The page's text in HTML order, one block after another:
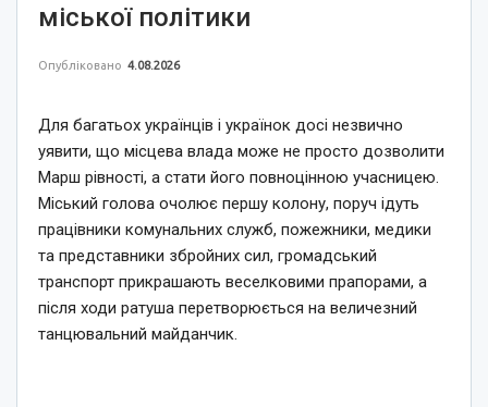
міської політики
Опубліковано 4.08.2026
Для багатьох українців і українок досі незвично
уявити, що місцева влада може не просто дозволити
Марш рівності, а стати його повноцінною учасницею.
Міський голова очолює першу колону, поруч ідуть
працівники комунальних служб, пожежники, медики
та представники збройних сил, громадський
транспорт прикрашають веселковими прапорами, а
після ходи ратуша перетворюється на величезний
танцювальний майданчик.